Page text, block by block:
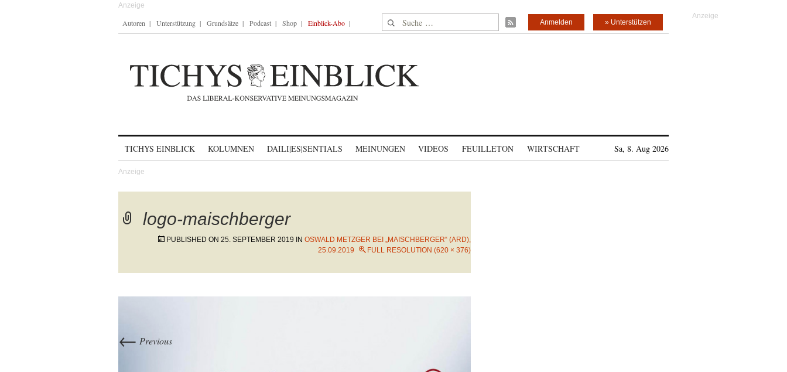
Autoren Unterstützung Grundsätze Podcast Shop Einblick-Abo Suche nach: » Unterstützen
Anmelden
TICHYS EINBLICK KOLUMNEN DAILI|ES|SENTIALS MEINUNGEN VIDEOS FEUILLETON WIRTSCHAFT Sa, 8. Aug 2026
logo-maischberger
PUBLISHED ON 25. SEPTEMBER 2019 IN OSWALD METZGER BEI „MAISCHBERGER“ (ARD),
25.09.2019
FULL RESOLUTION (620 × 376)
← Previous